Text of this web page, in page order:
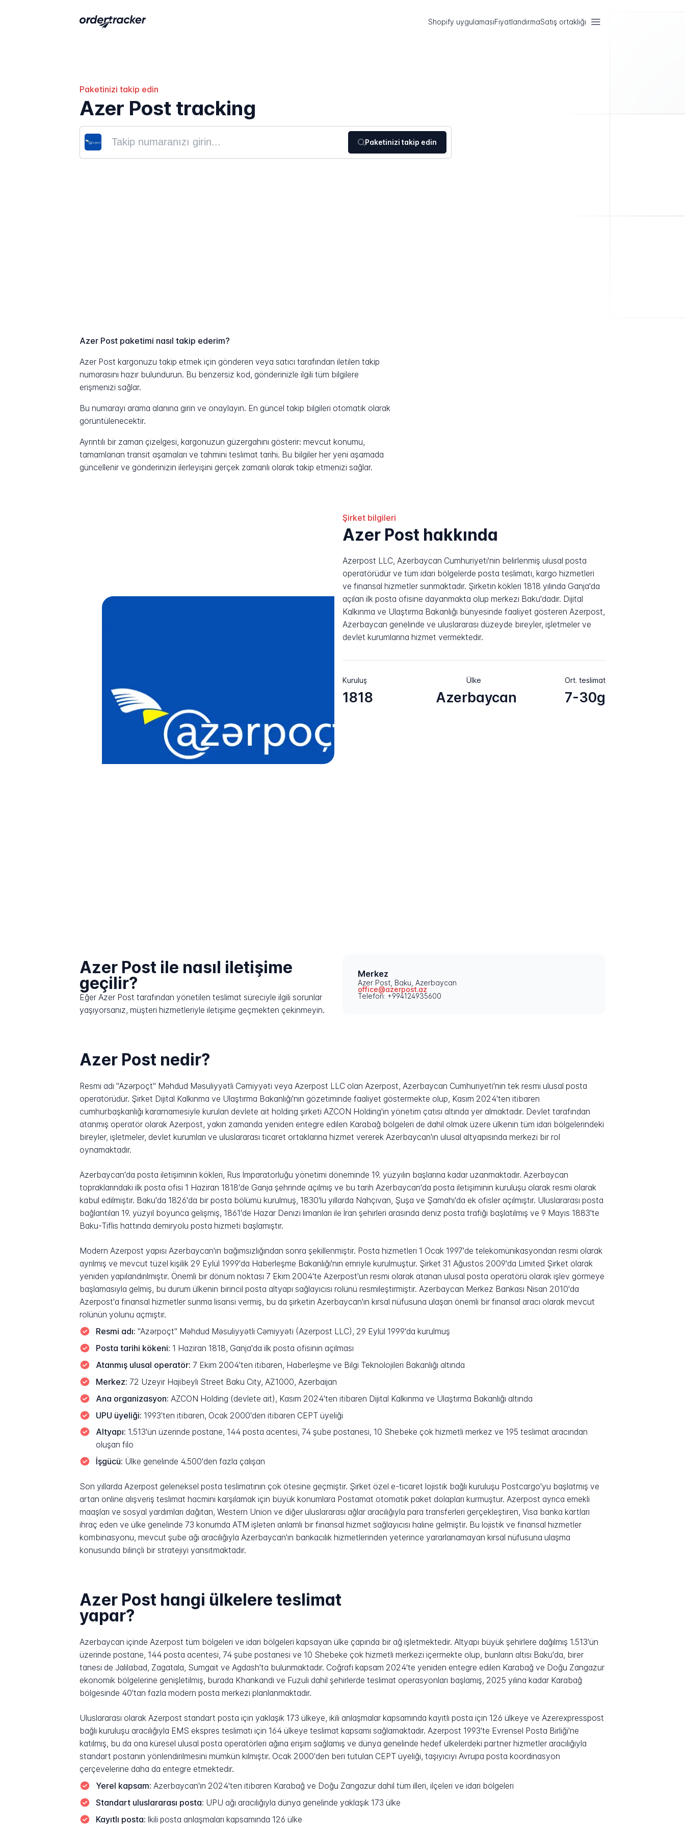
Shopify uygulamasıFiyatlandırmaSatış ortaklığı
Paketinizi takip edin
Azer Post tracking
Paketinizi takip edin
Azer Post paketimi nasıl takip ederim?
Azer Post kargonuzu takip etmek için gönderen veya satıcı tarafından iletilen takip
numarasını hazır bulundurun. Bu benzersiz kod, gönderinizle ilgili tüm bilgilere
erişmenizi sağlar.
Bu numarayı arama alanına girin ve onaylayın. En güncel takip bilgileri otomatik olarak
görüntülenecektir.
Ayrıntılı bir zaman çizelgesi, kargonuzun güzergahını gösterir: mevcut konumu,
tamamlanan transit aşamaları ve tahmini teslimat tarihi. Bu bilgiler her yeni aşamada
güncellenir ve gönderinizin ilerleyişini gerçek zamanlı olarak takip etmenizi sağlar.
Şirket bilgileri
Azer Post hakkında
Azerpost LLC, Azerbaycan Cumhuriyeti'nin belirlenmiş ulusal posta
operatörüdür ve tüm idari bölgelerde posta teslimatı, kargo hizmetleri
ve finansal hizmetler sunmaktadır. Şirketin kökleri 1818 yılında Ganja'da
açılan ilk posta ofisine dayanmakta olup merkezi Baku'dadır. Dijital
Kalkınma ve Ulaştırma Bakanlığı bünyesinde faaliyet gösteren Azerpost,
Azerbaycan genelinde ve uluslararası düzeyde bireyler, işletmeler ve
devlet kurumlarına hizmet vermektedir.
Kuruluş
1818
Ülke
Azerbaycan
Ort. teslimat
7-30g
Azer Post ile nasıl iletişime
geçilir?
Eğer Azer Post tarafından yönetilen teslimat süreciyle ilgili sorunlar
yaşıyorsanız, müşteri hizmetleriyle iletişime geçmekten çekinmeyin.
Merkez
Azer Post, Baku, Azerbaycan
office@azerpost.az
Telefon: +994124935600
Azer Post nedir?
Resmi adı "Azərpoçt" Məhdud Məsuliyyətli Cəmiyyəti veya Azerpost LLC olan Azerpost, Azerbaycan Cumhuriyeti'nin tek resmi ulusal posta
operatörüdür. Şirket Dijital Kalkınma ve Ulaştırma Bakanlığı'nın gözetiminde faaliyet göstermekte olup, Kasım 2024'ten itibaren
cumhurbaşkanlığı kararnamesiyle kurulan devlete ait holding şirketi AZCON Holding'in yönetim çatısı altında yer almaktadır. Devlet tarafından
atanmış operatör olarak Azerpost, yakın zamanda yeniden entegre edilen Karabağ bölgeleri de dahil olmak üzere ülkenin tüm idari bölgelerindeki
bireyler, işletmeler, devlet kurumları ve uluslararası ticaret ortaklarına hizmet vererek Azerbaycan'ın ulusal altyapısında merkezi bir rol
oynamaktadır.
Azerbaycan'da posta iletişiminin kökleri, Rus İmparatorluğu yönetimi döneminde 19. yüzyılın başlarına kadar uzanmaktadır. Azerbaycan
topraklarındaki ilk posta ofisi 1 Haziran 1818'de Ganja şehrinde açılmış ve bu tarih Azerbaycan'da posta iletişiminin kuruluşu olarak resmi olarak
kabul edilmiştir. Baku'da 1826'da bir posta bölümü kurulmuş, 1830'lu yıllarda Nahçıvan, Şuşa ve Şamahı'da ek ofisler açılmıştır. Uluslararası posta
bağlantıları 19. yüzyıl boyunca gelişmiş, 1861'de Hazar Denizi limanları ile İran şehirleri arasında deniz posta trafiği başlatılmış ve 9 Mayıs 1883'te
Baku-Tiflis hattında demiryolu posta hizmeti başlamıştır.
Modern Azerpost yapısı Azerbaycan'ın bağımsızlığından sonra şekillenmiştir. Posta hizmetleri 1 Ocak 1997'de telekomünikasyondan resmi olarak
ayrılmış ve mevcut tüzel kişilik 29 Eylül 1999'da Haberleşme Bakanlığı'nın emriyle kurulmuştur. Şirket 31 Ağustos 2009'da Limited Şirket olarak
yeniden yapılandırılmıştır. Önemli bir dönüm noktası 7 Ekim 2004'te Azerpost'un resmi olarak atanan ulusal posta operatörü olarak işlev görmeye
başlamasıyla gelmiş, bu durum ülkenin birincil posta altyapı sağlayıcısı rolünü resmileştirmiştir. Azerbaycan Merkez Bankası Nisan 2010'da
Azerpost'a finansal hizmetler sunma lisansı vermiş, bu da şirketin Azerbaycan'ın kırsal nüfusuna ulaşan önemli bir finansal aracı olarak mevcut
rolünün yolunu açmıştır.
Resmi adı: "Azərpoçt" Məhdud Məsuliyyətli Cəmiyyəti (Azerpost LLC), 29 Eylül 1999'da kurulmuş
Posta tarihi kökeni: 1 Haziran 1818, Ganja'da ilk posta ofisinin açılması
Atanmış ulusal operatör: 7 Ekim 2004'ten itibaren, Haberleşme ve Bilgi Teknolojileri Bakanlığı altında
Merkez: 72 Uzeyir Hajibeyli Street Baku City, AZ1000, Azerbaijan
Ana organizasyon: AZCON Holding (devlete ait), Kasım 2024'ten itibaren Dijital Kalkınma ve Ulaştırma Bakanlığı altında
UPU üyeliği: 1993'ten itibaren, Ocak 2000'den itibaren CEPT üyeliği
Altyapı: 1.513'ün üzerinde postane, 144 posta acentesi, 74 şube postanesi, 10 Shebeke çok hizmetli merkez ve 195 teslimat aracından
oluşan filo
İşgücü: Ülke genelinde 4.500'den fazla çalışan
Son yıllarda Azerpost geleneksel posta teslimatının çok ötesine geçmiştir. Şirket özel e-ticaret lojistik bağlı kuruluşu Postcargo'yu başlatmış ve
artan online alışveriş teslimat hacmini karşılamak için büyük konumlara Postamat otomatik paket dolapları kurmuştur. Azerpost ayrıca emekli
maaşları ve sosyal yardımları dağıtan, Western Union ve diğer uluslararası ağlar aracılığıyla para transferleri gerçekleştiren, Visa banka kartları
ihraç eden ve ülke genelinde 73 konumda ATM işleten anlamlı bir finansal hizmet sağlayıcısı haline gelmiştir. Bu lojistik ve finansal hizmetler
kombinasyonu, mevcut şube ağı aracılığıyla Azerbaycan'ın bankacılık hizmetlerinden yeterince yararlanamayan kırsal nüfusuna ulaşma
konusunda bilinçli bir stratejiyi yansıtmaktadır.
Azer Post hangi ülkelere teslimat
yapar?
Azerbaycan içinde Azerpost tüm bölgeleri ve idari bölgeleri kapsayan ülke çapında bir ağ işletmektedir. Altyapı büyük şehirlere dağılmış 1.513'ün
üzerinde postane, 144 posta acentesi, 74 şube postanesi ve 10 Shebeke çok hizmetli merkezi içermekte olup, bunların altısı Baku'da, birer
tanesi de Jalilabad, Zagatala, Sumgait ve Agdash'ta bulunmaktadır. Coğrafi kapsam 2024'te yeniden entegre edilen Karabağ ve Doğu Zangazur
ekonomik bölgelerine genişletilmiş, burada Khankandi ve Fuzuli dahil şehirlerde teslimat operasyonları başlamış, 2025 yılına kadar Karabağ
bölgesinde 40'tan fazla modern posta merkezi planlanmaktadır.
Uluslararası olarak Azerpost standart posta için yaklaşık 173 ülkeye, ikili anlaşmalar kapsamında kayıtlı posta için 126 ülkeye ve Azerexpresspost
bağlı kuruluşu aracılığıyla EMS ekspres teslimatı için 164 ülkeye teslimat kapsamı sağlamaktadır. Azerpost 1993'te Evrensel Posta Birliği'ne
katılmış, bu da ona küresel ulusal posta operatörleri ağına erişim sağlamış ve dünya genelinde hedef ülkelerdeki partner hizmetler aracılığıyla
standart postanın yönlendirilmesini mümkün kılmıştır. Ocak 2000'den beri tutulan CEPT üyeliği, taşıyıcıyı Avrupa posta koordinasyon
çerçevelerine daha da entegre etmektedir.
Yerel kapsam: Azerbaycan'ın 2024'ten itibaren Karabağ ve Doğu Zangazur dahil tüm illeri, ilçeleri ve idari bölgeleri
Standart uluslararası posta: UPU ağı aracılığıyla dünya genelinde yaklaşık 173 ülke
Kayıtlı posta: İkili posta anlaşmaları kapsamında 126 ülke